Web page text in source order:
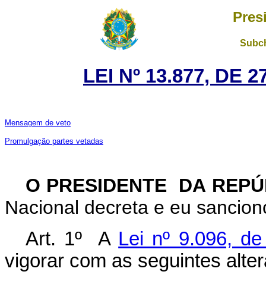
LEI Nº 13.877, DE
Mensagem de veto
Promulgação partes vetadas
O PRESIDENTE DA
Nacional decreta e eu
Art. 1º A Lei nº 9.096,
vigorar com as seguintes